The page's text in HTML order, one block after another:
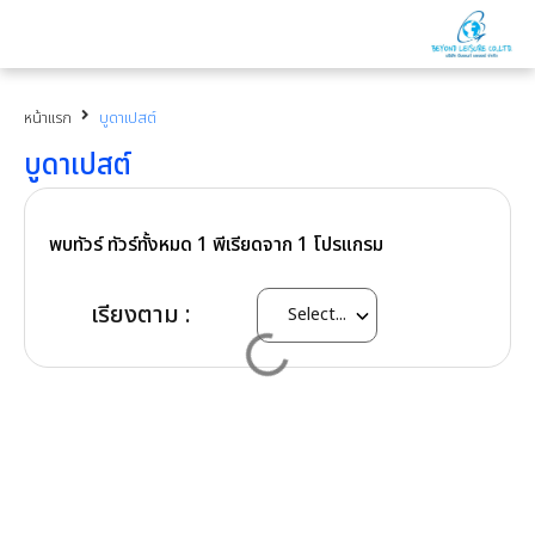
หน้าแรก บูดาเปสต์
บูดาเปสต์
พบทัวร์ ทัวร์ทั้งหมด 1 พีเรียดจาก 1 โปรแกรม
เรียงตาม :